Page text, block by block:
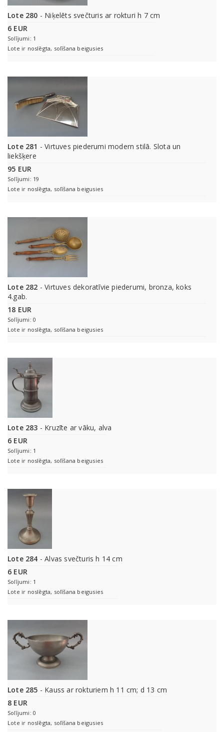
Lote 280 - Niķelēts svečturis ar rokturi h 7 cm
6 EUR
Solījumi: 1
Lote ir noslēgta, solīšana beigusies
Lote 281 - Virtuves piederumi modern stilā. Slota un
liekšķere
95 EUR
Solījumi: 19
Lote ir noslēgta, solīšana beigusies
Lote 282 - Virtuves dekoratīvie piederumi, bronza, koks
4.gab.
18 EUR
Solījumi: 0
Lote ir noslēgta, solīšana beigusies
Lote 283 - Kruzīte ar vāku, alva
6 EUR
Solījumi: 1
Lote ir noslēgta, solīšana beigusies
Lote 284 - Alvas svečturis h 14 cm
6 EUR
Solījumi: 1
Lote ir noslēgta, solīšana beigusies
Lote 285 - Kauss ar rokturiem h 11 cm; d 13 cm
8 EUR
Solījumi: 0
Lote ir noslēgta, solīšana beigusies